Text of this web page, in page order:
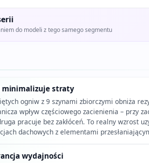
do modeli z tego samego segmentu
minimalizuje straty
ogniw z 9 szynami zbiorczymi obniża
wpływ częściowego zacienienia – przy
pracuje bez zakłóceń. To realny wzrost
dachowych z elementami
wydajności